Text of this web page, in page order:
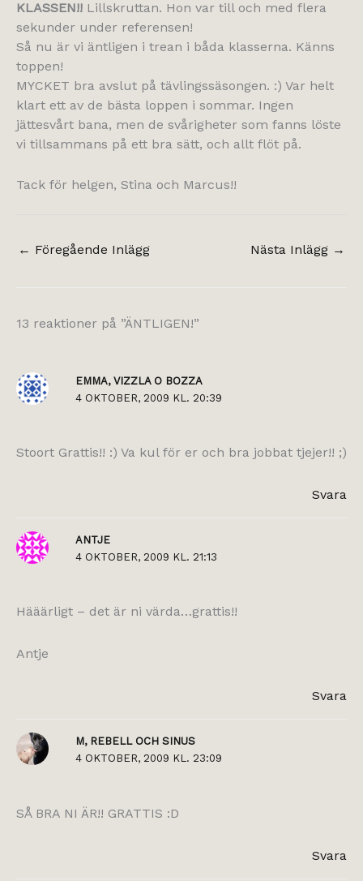
KLASSEN!! Lillskruttan. Hon var till och med flera
sekunder under referensen!
Så nu är vi äntligen i trean i båda klasserna. Känns
toppen!
MYCKET bra avslut på tävlingssäsongen. :) Var helt
klart ett av de bästa loppen i sommar. Ingen
jättesvårt bana, men de svårigheter som fanns löste
vi tillsammans på ett bra sätt, och allt flöt på.
Tack för helgen, Stina och Marcus!!
← Föregående Inlägg Nästa Inlägg →
13 reaktioner på ”ÄNTLIGEN!”
EMMA, VIZZLA O BOZZA
4 OKTOBER, 2009 KL. 20:39
Stoort Grattis!! :) Va kul för er och bra jobbat tjejer!! ;)
Svara
ANTJE
4 OKTOBER, 2009 KL. 21:13
Hääärligt – det är ni värda…grattis!!
Antje
Svara
M, REBELL OCH SINUS
4 OKTOBER, 2009 KL. 23:09
SÅ BRA NI ÄR!! GRATTIS :D
Svara